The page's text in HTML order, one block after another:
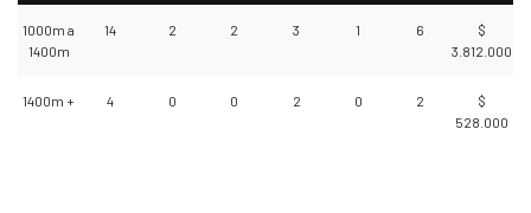
1000m a
1400m
14 2 2 3 1 6
$
3.812.000
1400m + 4 0 0 2 0 2
$
528.000